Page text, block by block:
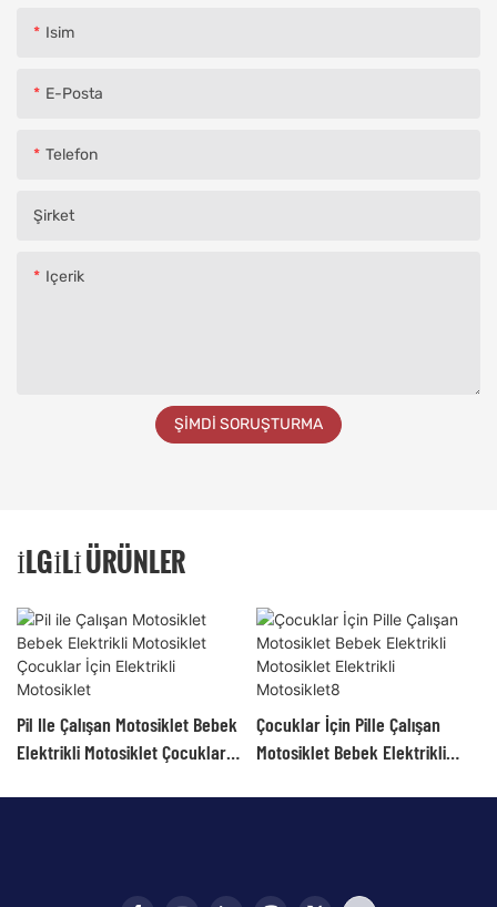
Isim
E-Posta
Telefon
Şirket
Içerik
ŞIMDI SORUŞTURMA
İLGILI ÜRÜNLER
Pil Ile Çalışan Motosiklet Bebek
Elektrikli Motosiklet Çocuklar
Çocuklar İçin Pille Çalışan
Motosiklet Bebek Elektrikli